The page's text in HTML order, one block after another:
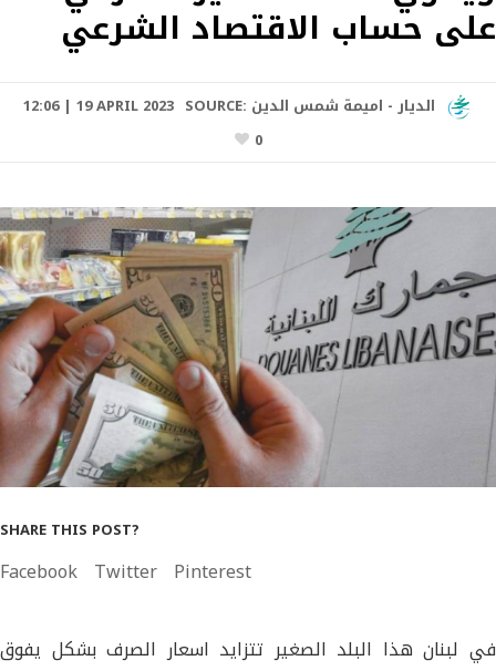
على حساب الاقتصاد الشرعي
12:06 | 19 APRIL 2023 SOURCE: الديار - اميمة شمس الدين
0
SHARE THIS POST?
Facebook Twitter Pinterest
في لبنان هذا البلد الصغير تتزايد اسعار الصرف بشكل يفوق